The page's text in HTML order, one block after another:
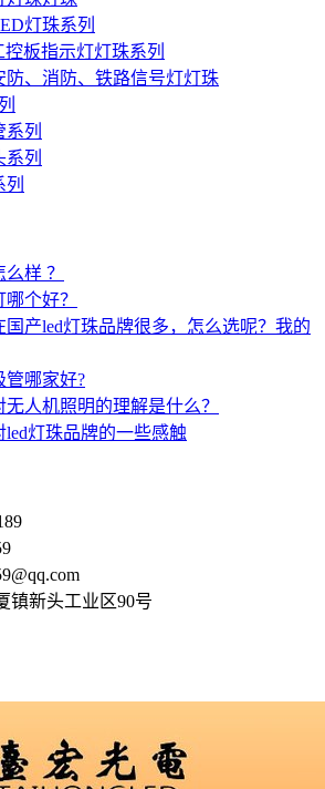
灯珠系列
板指示灯灯珠系列
防、消防、铁路信号灯灯珠
列
列
样 ？
个好？
国产led灯珠品牌很多，怎么选呢？我的
管哪家好?
人机照明的理解是什么？
led灯珠品牌的一些感触
镇新头工业区90号